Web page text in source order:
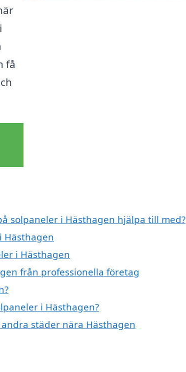
få
solpaneler i Hästhagen hjälpa till med?
Hästhagen
i Hästhagen
från professionella företag
i Hästhagen?
städer nära Hästhagen